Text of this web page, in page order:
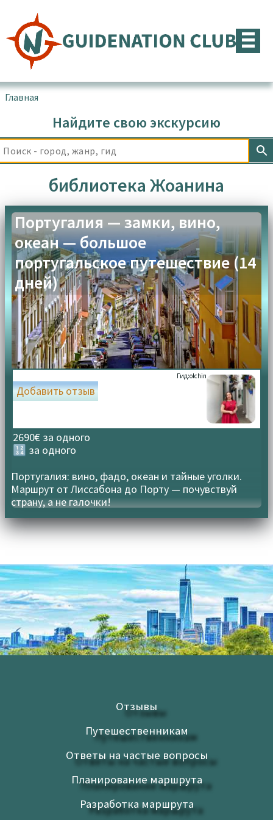
содержимому
Главная
Найдите свою экскурсию
библиотека Жоанина
Португалия — замки, вино,
океан — большое
португальское путешествие (14
дней)
Гид:olchin
2690€ за одного
🔢 за одного
Добавить отзыв
Португалия: вино, фадо, океан и тайные уголки.
Маршрут от Лиссабона до Порту — почувствуй
страну, а не галочки!
Отзывы
Путешественникам
Ответы на частые вопросы
Планирование маршрута
Разработка маршрута